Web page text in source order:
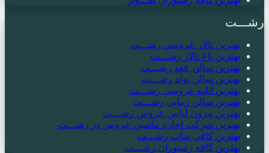
رشـــت
بهترین تالار عروسی رشـــت
بهترین باغ تالار رشـــت
بهترین سالن عقد رشـــت
بهترین سالن تولد رشـــت
بهترین آتلیه عروسی رشـــت
بهترین سالن زیبایی رشـــت
بهترین مزون لباس عروس رشـــت
بهترین شرکت اجاره ماشین عروس در رشـــت
بهترین کافی شاپ رشـــت
بهترین کافه رستوران رشـــت